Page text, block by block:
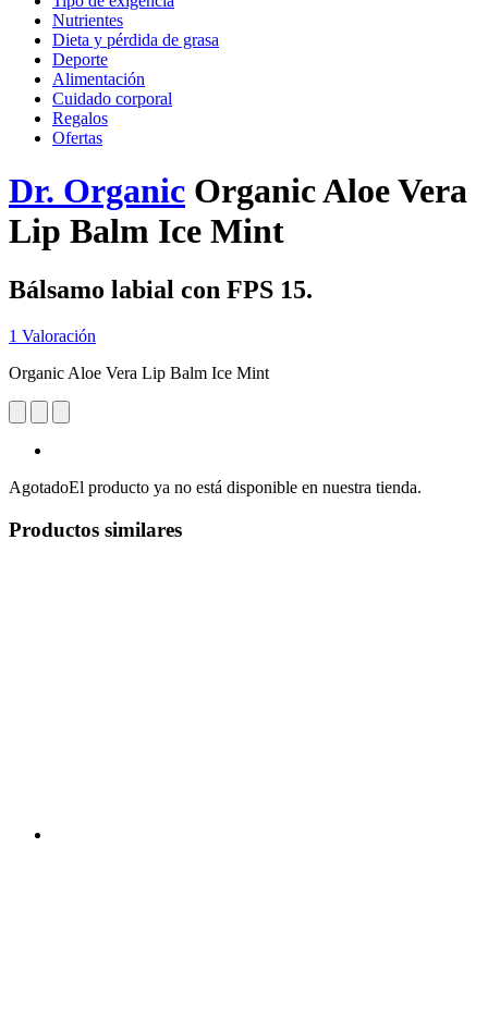
Nutrientes
Dieta y pérdida de grasa
Deporte
Alimentación
Cuidado corporal
Regalos
Ofertas
Dr. Organic Organic Aloe Vera
Lip Balm Ice Mint
Bálsamo labial con FPS 15.
1 Valoración
Organic Aloe Vera Lip Balm Ice Mint
AgotadoEl producto ya no está disponible en nuestra tienda.
Productos similares